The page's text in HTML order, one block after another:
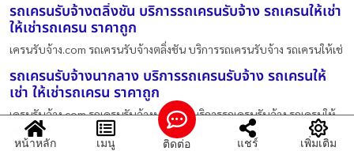
รถเครนรับจ้างตลิ่งชัน บริการรถเครนรับจ้าง รถเครนให้เช่า
ให้เช่ารถเครน ราคาถูก
เครนรับจ้าง.com รถเครนรับจ้างตลิ่งชัน บริการรถเครนรับจ้าง รถเครนให้เช่
รถเครนรับจ้างนากลาง บริการรถเครนรับจ้าง รถเครนให้
เช่า ให้เช่ารถเครน ราคาถูก
เครนรับจ้าง.com รถเครนรับจ้างนากลาง บริการรถเครนรับจ้าง รถเครนให้
เช่า
หน้าหลัก เมนู ติดต่อ แชร์ เพิ่มเติม